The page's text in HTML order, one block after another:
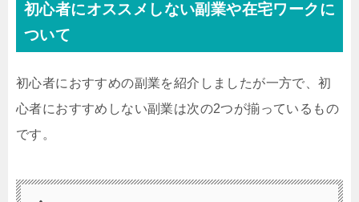
初心者にオススメしない副業や在宅ワークに
ついて
初心者におすすめの副業を紹介しましたが一方で、初
心者におすすめしない副業は次の2つが揃っているもの
です。